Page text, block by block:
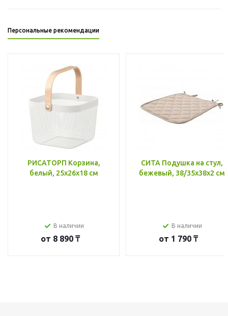
Персональные рекомендации
РИСАТОРП Корзина,
белый, 25x26x18 см
В наличии
от 8 890 ₸
СИТА Подушка на стул,
бежевый, 38/35x38x2 см
В наличии
от 1 790 ₸